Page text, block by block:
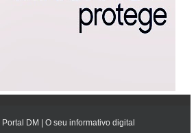
Portal DM | O seu informativo digital